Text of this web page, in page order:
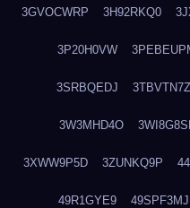
3GVOCWRP 3H92RKQ0
3P20H0VW
3SRBQEDJ 3TBVTN7Z
3W3MHD4O
3XWW9P5D 3ZUNKQ9P
49R1GYE9 49SPF3MJ